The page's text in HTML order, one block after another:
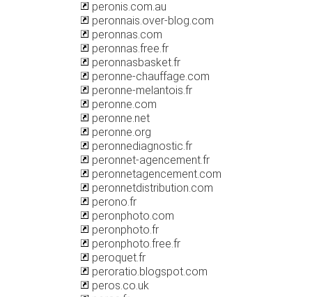
peronis.com.au
peronnais.over-blog.com
peronnas.com
peronnas.free.fr
peronnasbasket.fr
peronne-chauffage.com
peronne-melantois.fr
peronne.com
peronne.net
peronne.org
peronnediagnostic.fr
peronnet-agencement.fr
peronnetagencement.com
peronnetdistribution.com
perono.fr
peronphoto.com
peronphoto.fr
peronphoto.free.fr
peroquet.fr
peroratio.blogspot.com
peros.co.uk